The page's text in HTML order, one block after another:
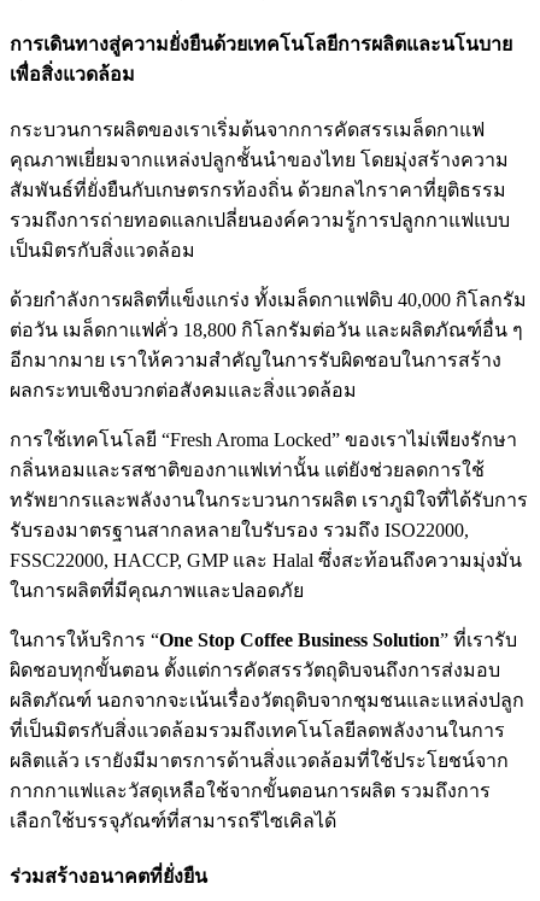
การเดินทางสู่ความยั่งยืนด้วยเทคโนโลยีการผลิตและนโนบาย
เพื่อสิ่งแวดล้อม
กระบวนการผลิตของเราเริ่มต้นจากการคัดสรรเมล็ดกาแฟ
คุณภาพเยี่ยมจากแหล่งปลูกชั้นนำของไทย โดยมุ่งสร้างความ
สัมพันธ์ที่ยั่งยืนกับเกษตรกรท้องถิ่น ด้วยกลไกราคาที่ยุติธรรม
รวมถึงการถ่ายทอดแลกเปลี่ยนองค์ความรู้การปลูกกาแฟแบบ
เป็นมิตรกับสิ่งแวดล้อม
ด้วยกำลังการผลิตที่แข็งแกร่ง ทั้งเมล็ดกาแฟดิบ 40,000 กิโลกรัม
ต่อวัน เมล็ดกาแฟคั่ว 18,800 กิโลกรัมต่อวัน และผลิตภัณฑ์อื่น ๆ
อีกมากมาย เราให้ความสำคัญในการรับผิดชอบในการสร้าง
ผลกระทบเชิงบวกต่อสังคมและสิ่งแวดล้อม
การใช้เทคโนโลยี “Fresh Aroma Locked” ของเราไม่เพียงรักษา
กลิ่นหอมและรสชาติของกาแฟเท่านั้น แต่ยังช่วยลดการใช้
ทรัพยากรและพลังงานในกระบวนการผลิต เราภูมิใจที่ได้รับการ
รับรองมาตรฐานสากลหลายใบรับรอง รวมถึง ISO22000,
FSSC22000, HACCP, GMP และ Halal ซึ่งสะท้อนถึงความมุ่งมั่น
ในการผลิตที่มีคุณภาพและปลอดภัย
ในการให้บริการ “One Stop Coffee Business Solution” ที่เรารับ
ผิดชอบทุกขั้นตอน ตั้งแต่การคัดสรรวัตถุดิบจนถึงการส่งมอบ
ผลิตภัณฑ์ นอกจากจะเน้นเรื่องวัตถุดิบจากชุมชนและแหล่งปลูก
ที่เป็นมิตรกับสิ่งแวดล้อมรวมถึงเทคโนโลยีลดพลังงานในการ
ผลิตแล้ว เรายังมีมาตรการด้านสิ่งแวดล้อมที่ใช้ประโยชน์จาก
กากกาแฟและวัสดุเหลือใช้จากขั้นตอนการผลิต รวมถึงการ
เลือกใช้บรรจุภัณฑ์ที่สามารถรีไซเคิลได้
ร่วมสร้างอนาคตที่ยั่งยืน